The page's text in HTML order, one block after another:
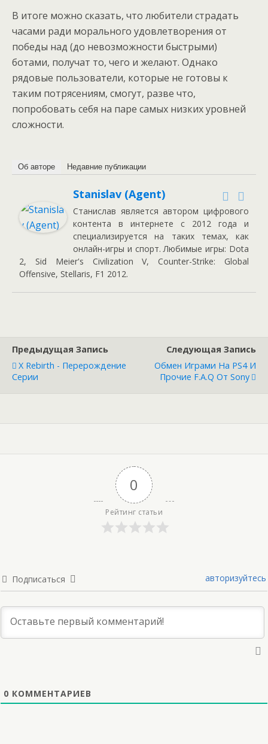
В итоге можно сказать, что любители страдать
часами ради морального удовлетворения от
победы над (до невозможности быстрыми)
ботами, получат то, чего и желают. Однако
рядовые пользователи, которые не готовы к
таким потрясениям, смогут, разве что,
попробовать себя на паре самых низких уровней
сложности.
Об авторе Недавние публикации
Stanislav (Agent)
Станислав является автором цифрового
контента в интернете с 2012 года и
специализируется на таких темах, как
онлайн-игры и спорт. Любимые игры: Dota
2, Sid Meier's Civilization V, Counter-Strike: Global
Offensive, Stellaris, F1 2012.
Предыдущая Запись
X Rebirth - Перерождение
Серии
Следующая Запись
Обмен Играми На PS4 И
Прочие F.A.Q От Sony
0
Рейтинг статьи
Подписаться авторизуйтесь
0 КОММЕНТАРИЕВ